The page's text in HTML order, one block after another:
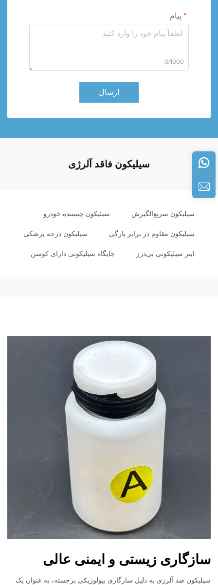
پیام
0/1000
ارسال
سیلیکون فاقد آلرژی
سیلیکون سریع‌الگیرش سیلیکون چسبنده خودرو
سیلیکون مقاوم در برابر پارگی سیلیکون درجه پزشکی
اینر سیلیکونی بی‌درز جایگاه سیلیکونی دارای کوسن
سازگاری زیستی و ایمنی عالی
سیلیکون ضد آلرژی به دلیل سازگاری بیولوژیکی برجسته، به عنوان یک